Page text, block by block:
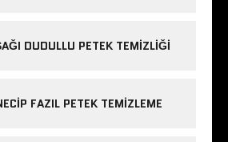
DUDULLU PETEK TEMIZLIĞI
FAZIL PETEK TEMIZLEME